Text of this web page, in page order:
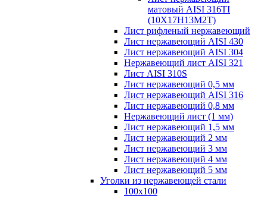
матовый AISI 316TI
(10Х17Н13М2Т)
Лист рифленый нержавеющий
Лист нержавеющий AISI 430
Лист нержавеющий AISI 304
Нержавеющий лист AISI 321
Лист AISI 310S
Лист нержавеющий 0,5 мм
Лист нержавеющий AISI 316
Лист нержавеющий 0,8 мм
Нержавеющий лист (1 мм)
Лист нержавеющий 1,5 мм
Лист нержавеющий 2 мм
Лист нержавеющий 3 мм
Лист нержавеющий 4 мм
Лист нержавеющий 5 мм
Уголки из нержавеющей стали
100х100